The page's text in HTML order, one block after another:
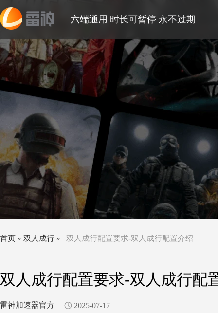
六端通用 时长可暂停 永不过期
首页 » 双人成行 » 双人成行配置要求-双人成行配置介绍
双人成行配置要求-双人成行配
雷神加速器官方 2025-07-17